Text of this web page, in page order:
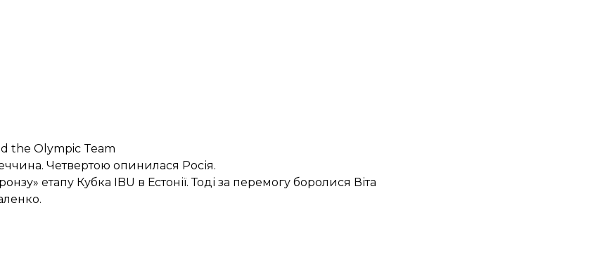
the Olympic Team
Четвертою опинилася Росія.
етапу Кубка IBU в Естонії. Тоді за перемогу боролися Віта